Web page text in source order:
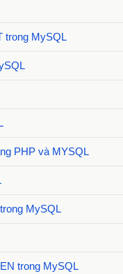
trong MySQL
PHP và MYSQL
MySQL
trong MySQL